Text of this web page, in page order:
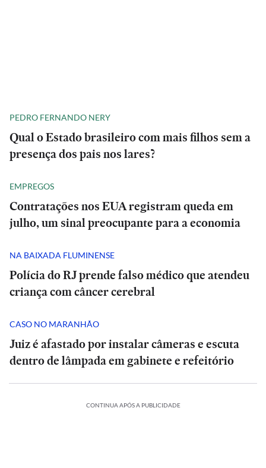
PEDRO FERNANDO NERY
Qual o Estado brasileiro com mais filhos sem a
presença dos pais nos lares?
EMPREGOS
Contratações nos EUA registram queda em
julho, um sinal preocupante para a economia
NA BAIXADA FLUMINENSE
Polícia do RJ prende falso médico que atendeu
criança com câncer cerebral
CASO NO MARANHÃO
Juiz é afastado por instalar câmeras e escuta
dentro de lâmpada em gabinete e refeitório
CONTINUA APÓS A PUBLICIDADE